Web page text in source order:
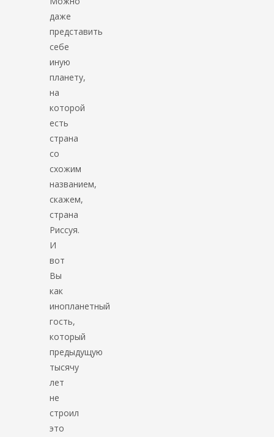
даже
представить
себе
иную
планету,
на
которой
есть
страна
со
схожим
названием,
скажем,
страна
Риссуя.
И
вот
Вы
как
инопланетный
гость,
который
предыдущую
тысячу
лет
не
строил
это